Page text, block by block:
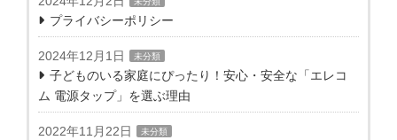
プライバシーポリシー
2024年12月1日 未分類
子どものいる家庭にぴったり！安心・安全な「エレコ
ム 電源タップ」を選ぶ理由
2022年11月22日 未分類